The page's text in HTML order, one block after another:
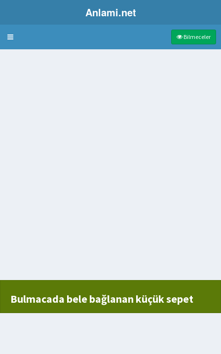
Anlami.net
Bulmaca Bilmeceler
Bulmacada bele bağlanan küçük sepet